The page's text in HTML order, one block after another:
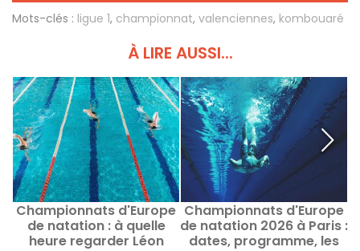
Mots-clés : ligue 1, championnat, valenciennes, kombouaré
À LIRE AUSSI...
Championnats d'Europe
de natation : à quelle
heure regarder Léon
Championnats d'Europe
de natation 2026 à Paris :
dates, programme, les